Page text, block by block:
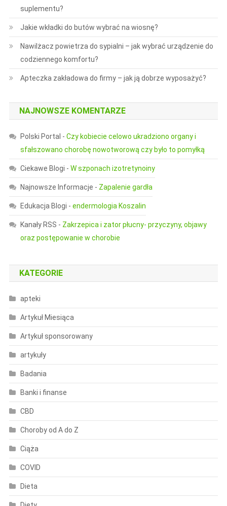
suplementu?
Jakie wkładki do butów wybrać na wiosnę?
Nawilżacz powietrza do sypialni – jak wybrać urządzenie do
codziennego komfortu?
Apteczka zakładowa do firmy – jak ją dobrze wyposażyć?
NAJNOWSZE KOMENTARZE
Polski Portal - Czy kobiecie celowo ukradziono organy i
sfałszowano chorobę nowotworową czy było to pomyłką
Ciekawe Blogi - W szponach izotretynoiny
Najnowsze Informacje - Zapalenie gardła
Edukacja Blogi - endermologia Koszalin
Kanały RSS - Zakrzepica i zator płucny- przyczyny, objawy
oraz postępowanie w chorobie
KATEGORIE
apteki
Artykuł Miesiąca
Artykuł sponsorowany
artykuły
Badania
Banki i finanse
CBD
Choroby od A do Z
Ciąża
COVID
Dieta